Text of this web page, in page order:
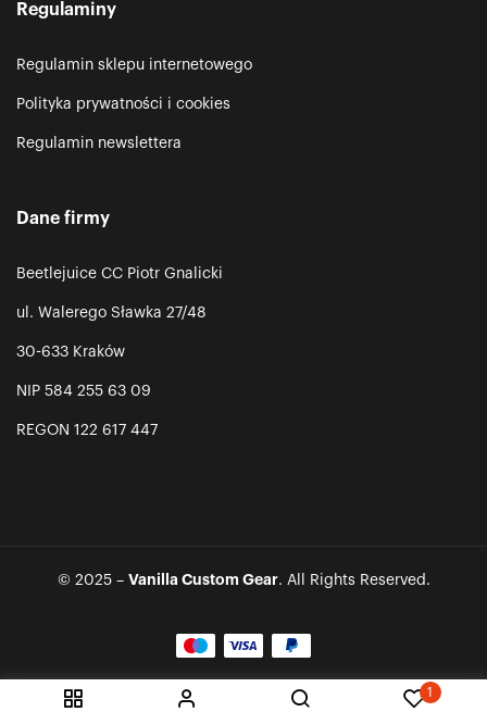
1
Regulaminy
Regulamin sklepu internetowego
Polityka prywatności i cookies
Regulamin newslettera
Dane firmy
Beetlejuice CC Piotr Gnalicki
ul. Walerego Sławka 27/48
30-633 Kraków
NIP 584 255 63 09
REGON 122 617 447
© 2025 – Vanilla Custom Gear. All Rights Reserved.